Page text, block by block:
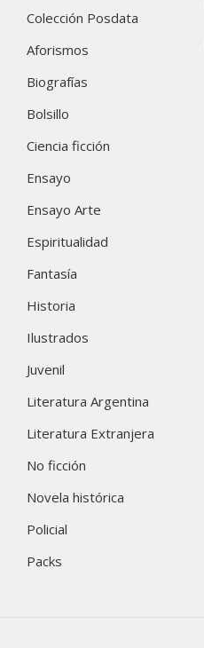
Colección Posdata
Aforismos
Biografías
Bolsillo
Ciencia ficción
Ensayo
Ensayo Arte
Espiritualidad
Fantasía
Historia
Ilustrados
Juvenil
Literatura Argentina
Literatura Extranjera
No ficción
Novela histórica
Policial
Packs